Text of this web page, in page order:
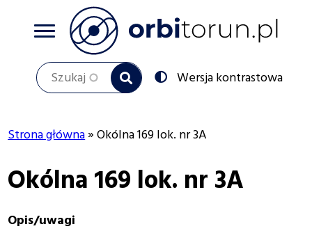
Szukaj
Przełącz
na:
Wersja kontrastowa
nawigacyjna
Strona główna Okólna 169 lok. nr 3A
Okólna 169 lok. nr 3A
Opis/uwagi